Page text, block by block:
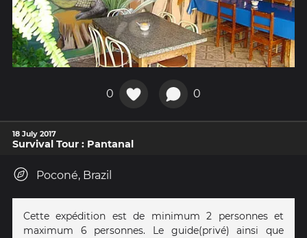
0 0
18 July 2017
Survival Tour : Pantanal
Poconé, Brazil
Cette expédition est de minimum 2 personnes et
maximum 6 personnes. Le guide(privé) ainsi que